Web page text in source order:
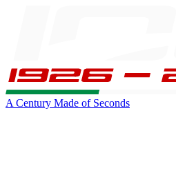
A Century Made of Seconds